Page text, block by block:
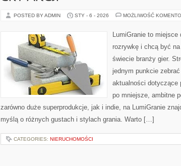
POSTED BY ADMIN STY - 6 - 2026 MOŻLIWOŚĆ
LumiGranie to
rozrywkę i chcą być
świecie branży gier.
jednym punkcie
aktualności dotyczące
po mniejsze, ambitne
zarówno duże superprodukcje, jak i indie, na LumiGranie
myślą o różnych gustach i stylach grania. Warto […]
CATEGORIES: NIERUCHOMOŚCI